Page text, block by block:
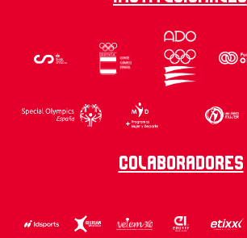
Colaboradores